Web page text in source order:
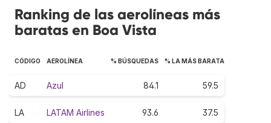
Ranking de las aerolíneas más
baratas en Boa Vista
CÓDIGO AEROLÍNEA % BÚSQUEDAS % LA MÁS BARATA
AD Azul 84.1 59.5
LA LATAM Airlines 93.6 37.5